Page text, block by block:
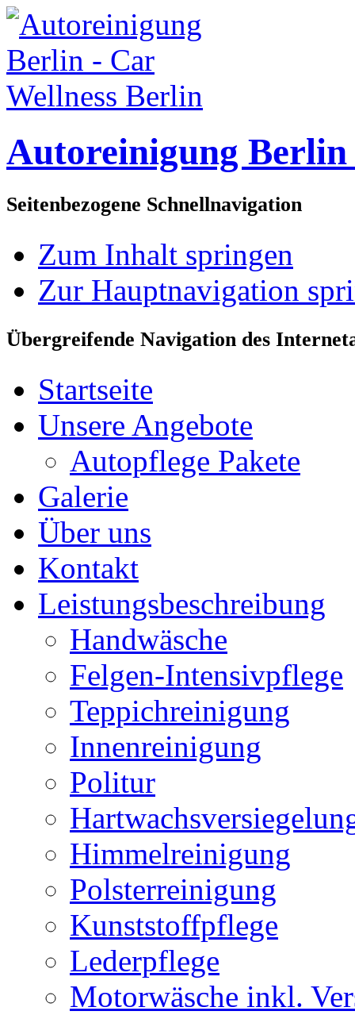
Autoreinigung Berlin
Seitenbezogene Schnellnavigation
Zum Inhalt springen
Zur Hauptnavigation
Übergreifende Navigation des
Startseite
Unsere Angebote
Autopflege Pakete
Galerie
Über uns
Kontakt
Leistungsbeschreibung
Handwäsche
Felgen-Intensivpflege
Teppichreinigung
Innenreinigung
Politur
Himmelreinigung
Polsterreinigung
Kunststoffpflege
Lederpflege
Motorwäsche inkl.